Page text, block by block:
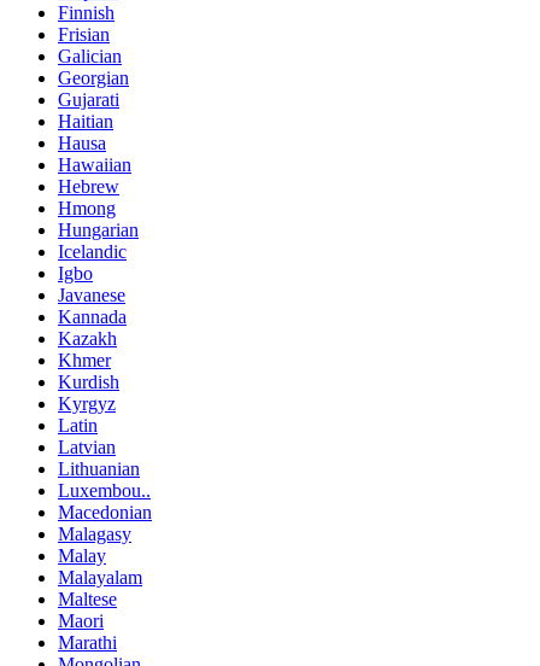
Finnish
Frisian
Galician
Georgian
Gujarati
Haitian
Hausa
Hawaiian
Hebrew
Hmong
Hungarian
Icelandic
Igbo
Javanese
Kannada
Kazakh
Khmer
Kurdish
Kyrgyz
Latin
Latvian
Lithuanian
Luxembou..
Macedonian
Malagasy
Malay
Malayalam
Maltese
Maori
Marathi